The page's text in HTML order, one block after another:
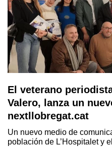
El veterano
Valero, lanza un
nextllobregat.cat
Un nuevo medio de
población de L’Hospitalet y